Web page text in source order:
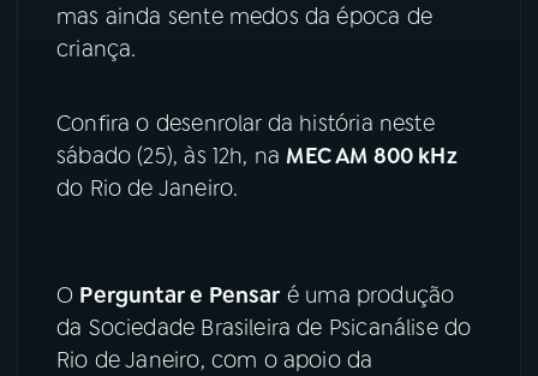
06VIDEOCASTS
07 ÚLTIMAS
ACOMPANHE A RÁDIO MEC
YouTube Facebook
mas ainda sente medos da época de
criança.
Confira o desenrolar da história neste
sábado (25), às 12h, na MEC AM 800 kHz
do Rio de Janeiro.
O Perguntar e Pensaré uma produção
da Sociedade Brasileira de Psicanálise do
Rio de Janeiro, com o apoio da